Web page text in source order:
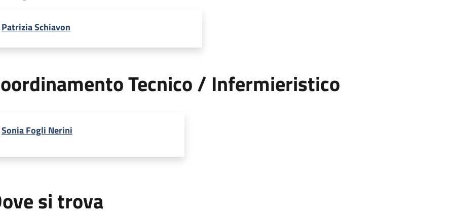
Patrizia Schiavon
Tecnico / Infermieristico
Sonia Fogli Nerini
si trova